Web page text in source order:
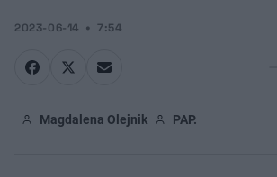
2023-06-14 7:54
Magdalena Olejnik PAP.